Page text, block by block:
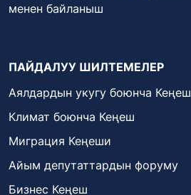
менен байланыш
ПАЙДАЛУУ ШИЛТЕМЕЛЕР
Аялдардын укугу боюнча Кеңеш
Климат боюнча Кеңеш
Миграция Кеңеши
Айым депутаттардын форуму
Бизнес Кеңеш